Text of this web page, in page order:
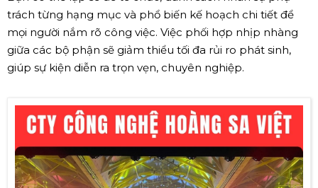
trách từng hạng mục và phổ biến kế hoạch chi tiết để
mọi người nắm rõ công việc. Việc phối hợp nhịp nhàng
giữa các bộ phận sẽ giảm thiểu tối đa rủi ro phát sinh,
giúp sự kiện diễn ra trọn vẹn, chuyên nghiệp.